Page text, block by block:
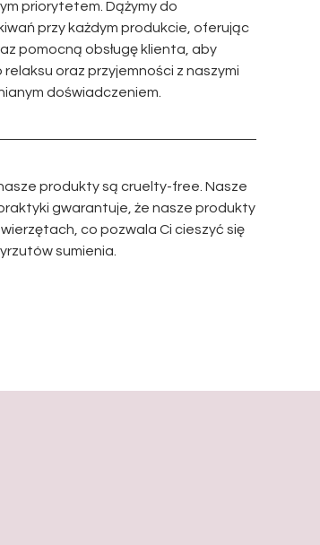
priorytetem. Dążymy do
przy każdym produkcie, oferując
pomocną obsługę klienta, aby
oraz przyjemności z naszymi
doświadczeniem.
produkty są cruelty-free. Nasze
gwarantuje, że nasze produkty
co pozwala Ci cieszyć się
sumienia.